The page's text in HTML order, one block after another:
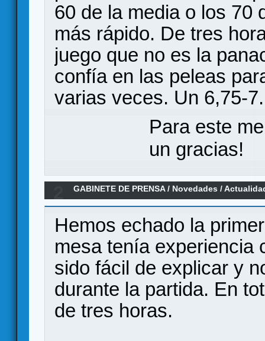
60 de la media o los 70
más rápido. De tres
juego que no es la
confía en las peleas
varias veces. Un 6,75-7.
Para este
un gracias!
GABINETE DE PRENSA/ Novedades /
Edition - Novedades del juego
Hemos echado la
mesa tenía experiencia
sido fácil de explicar y
durante la partida. En
de tres horas.